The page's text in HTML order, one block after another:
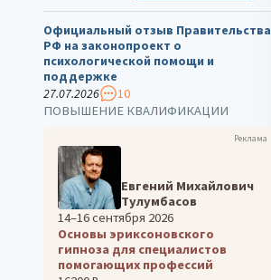
Официальный отзыв Правительства
РФ на законопроект о
психологической помощи и
поддержке
27.07.2026
10
ПОВЫШЕНИЕ КВАЛИФИКАЦИИ
Реклама
Евгений Михайлович
Тулумбасов
14–16 сентября 2026
Основы эриксоновского
гипноза для специалистов
помогающих профессий